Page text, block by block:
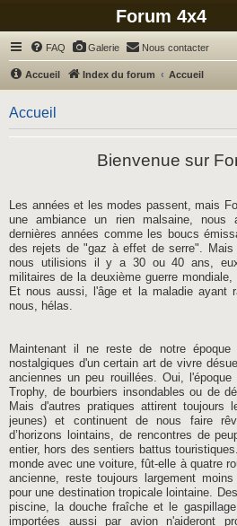
Forum 4x4
FAQ Galerie Nous contacter
Accueil Index du forum Accueil
Accueil
Bienvenue sur
Les années et les modes passent, mais
une ambiance un rien malsaine, nous
dernières années comme les boucs
des rejets de "gaz à effet de serre".
nous utilisions il y a 30 ou 40 ans,
militaires de la deuxième guerre
Et nous aussi, l'âge et la maladie ayant
nous, hélas.
Maintenant il ne reste de notre époque
nostalgiques d'un certain art de vivre
anciennes un peu rouillées. Oui,
Trophy, de bourbiers insondables ou de
Mais d'autres pratiques attirent toujours
jeunes) et continuent de nous faire
d’horizons lointains, de rencontres de
entier, hors des sentiers battus
monde avec une voiture, fût-elle à quatre
ancienne, reste toujours largement
pour une destination tropicale lointaine.
piscine, la douche fraîche et le
importées aussi par avion n'aideront